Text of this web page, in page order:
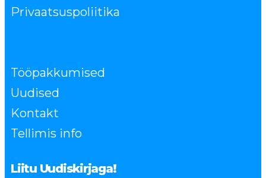
Privaatsuspoliitika
Tööpakkumised
Uudised
Kontakt
Tellimis info
Liitu Uudiskirjaga!